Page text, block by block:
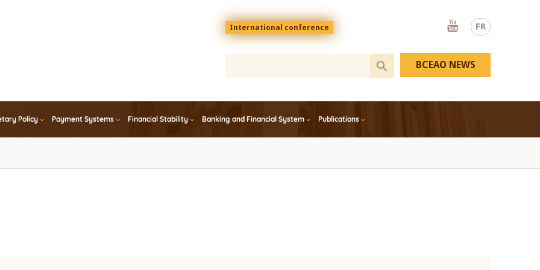
FR
Menu
top
En
International conference
Youtube
Policy Payment Systems Financial Stability Banking and Financial System Publications
BCEAO NEWS